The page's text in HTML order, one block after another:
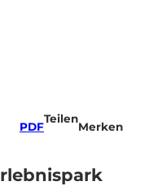
PDF
Teilen
Merken